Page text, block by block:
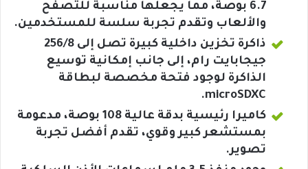
6.7 بوصة، مما يجعلها مناسبة للتصفح
والألعاب وتقدم تجربة سلسة للمستخدمين.
ذاكرة تخزين داخلية كبيرة تصل إلى 256/8
جيجابايت رام، إلى جانب إمكانية توسيع
الذاكرة لوجود فتحة مخصصة لبطاقة
microSDXC.
كاميرا رئيسية بدقة عالية 108 بوصة، مدعومة
بمستشعر كبير وقوي، تقدم أفضل تجربة
تصوير.